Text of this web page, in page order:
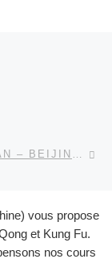
CHINE 2012 « PARIS – CHENDU –XI AN – BEIJING- TIAN JING – PARIS »
vous propose
et Kung Fu.
nos cours